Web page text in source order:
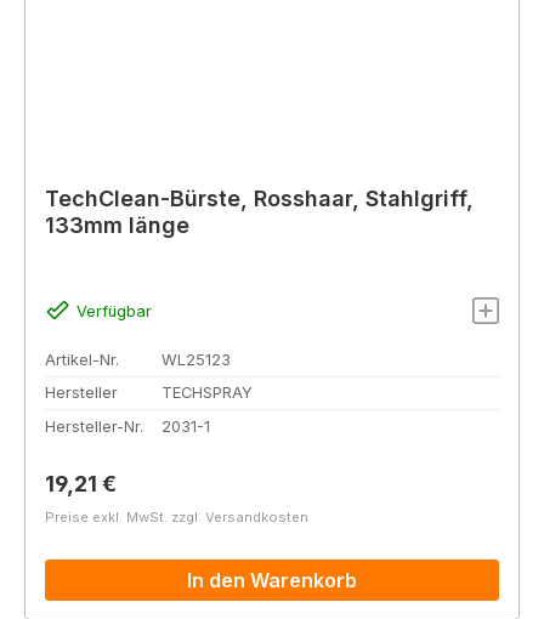
TechClean-Bürste, Rosshaar, Stahlgriff,
133mm länge
Verfügbar
Artikel-Nr.
WL25123
Hersteller
TECHSPRAY
Hersteller-Nr.
2031-1
Regulärer Preis:
19,21 €
Preise exkl. MwSt. zzgl. Versandkosten
In den Warenkorb